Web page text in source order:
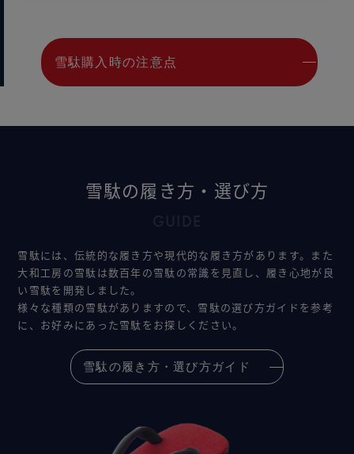
雪駄購入時の注意点
雪駄の履き方・選び方
雪駄には、伝統的な履き方や現代的な履き方があります。また
大和工房の雪駄は数百年の雪駄の常識を見直し、履き心地が良
い雪駄を開発しました。
様々な種類の雪駄がありますので、雪駄の選び方ガイドを参考
に、お好みにあった雪駄をお探しください。
雪駄の履き方・選び方ガイド